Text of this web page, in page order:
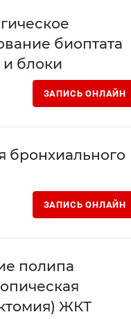
биоптата
и блоки
ЗАПИСЬ ОНЛАЙН
бронхиального
ЗАПИСЬ ОНЛАЙН
полипа
ЖКТ